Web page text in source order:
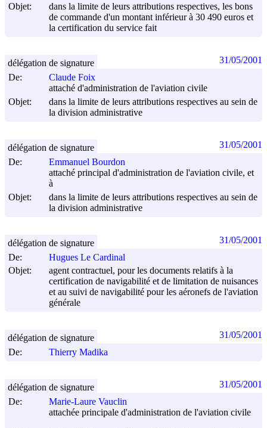
Objet:
dans la limite de leurs attributions respectives, les bons
de commande d'un montant inférieur à 30 490 euros et
la certification du service fait
De:
Claude Foix
attaché d'administration de l'aviation civile
Objet:
dans la limite de leurs attributions respectives au sein de
la division administrative
délégation de signature 31/05/2001
De:
Emmanuel Bourdon
attaché principal d'administration de l'aviation civile, et
à
Objet:
dans la limite de leurs attributions respectives au sein de
la division administrative
délégation de signature 31/05/2001
De:
Hugues Le Cardinal
Objet:
agent contractuel, pour les documents relatifs à la
certification de navigabilité et de limitation de nuisances
et au suivi de navigabilité pour les aéronefs de l'aviation
générale
délégation de signature 31/05/2001
De: Thierry Madika
délégation de signature 31/05/2001
De:
Marie-Laure Vauclin
attachée principale d'administration de l'aviation civile
délégation de signature 31/05/2001